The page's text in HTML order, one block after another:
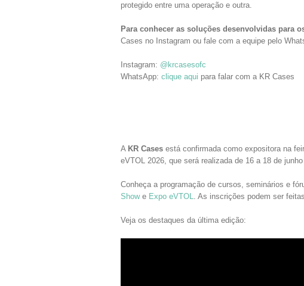
protegido entre uma operação e outra.
Para conhecer as soluções desenvolvidas para
Cases no Instagram ou fale com a equipe pelo
Instagram: @krcasesofc
WhatsApp: clique aqui para falar com a KR Cases
A KR Cases está confirmada como expositora na
eVTOL 2026, que será realizada de 16 a 18 de
Conheça a programação de cursos, seminários e
Showe Expo eVTOL. As inscrições podem ser
Veja os destaques da última edição: